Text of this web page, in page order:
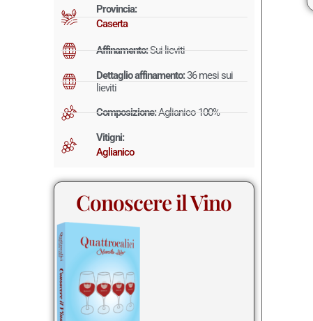
Provincia:
Caserta
Affinamento:Sui lieviti
Dettaglio affinamento:36 mesi sui
lieviti
Composizione:Aglianico 100%
Vitigni:
Aglianico
Conoscere il Vino